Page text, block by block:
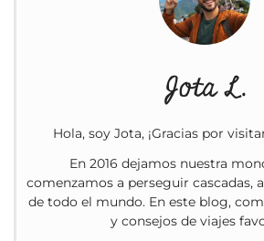
Jota L.
Hola, soy Jota, ¡Gracias por
En 2016 dejamos nuestra
comenzamos a perseguir cascadas,
de todo el mundo. En este blog,
y consejos de viajes